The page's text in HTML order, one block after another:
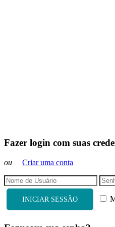
Fazer login com suas
ou Criar uma conta
INICIAR SESSÃO